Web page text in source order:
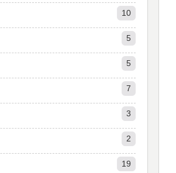
10
5
5
7
3
2
19